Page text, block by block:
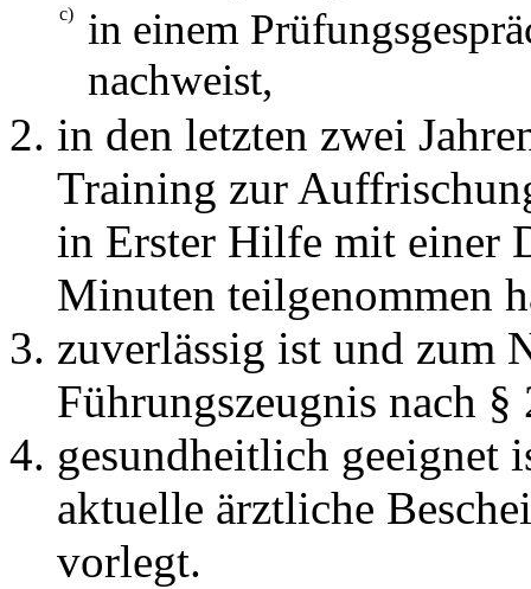
c)
in einem
nachweist,
in den letzten zwei
Training zur
in Erster Hilfe mit einer
Minuten teilgenommen
zuverlässig ist und zum
Führungszeugnis nach
gesundheitlich geeignet
aktuelle ärztliche
vorlegt.